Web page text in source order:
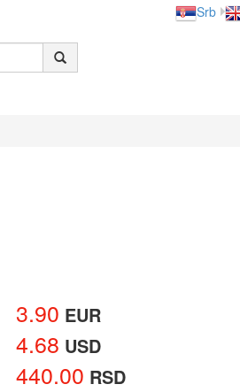
Srb
3.90 EUR
4.68 USD
440.00 RSD